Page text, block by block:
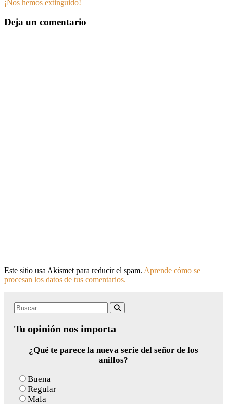
¡Nos hemos extinguido!
Deja un comentario
Este sitio usa Akismet para reducir el spam. Aprende cómo se
procesan los datos de tus comentarios.
Search
Tu opinión nos importa
¿Qué te parece la nueva serie del señor de los
anillos?
Buena
Regular
Mala